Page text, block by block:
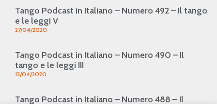
Tango Podcast in Italiano – Numero 492 – Il tango
e le leggi V
27/04/2020
Tango Podcast in Italiano – Numero 490 – Il
tango e le leggi III
13/04/2020
Tango Podcast in Italiano – Numero 488 – Il